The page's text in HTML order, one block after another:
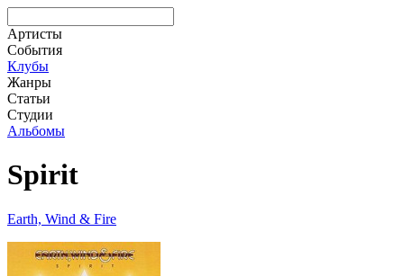
Артисты
События
Клубы
Жанры
Статьи
Студии
Альбомы
Spirit
Earth, Wind & Fire